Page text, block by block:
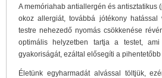
A memóriahab antiallergén és antisztatikus
okoz allergiát, továbbá jótékony
testre nehezedő nyomás csökkenése
optimális helyzetben tartja a testet,
gyakoriságát, ezáltal elősegíti a pihentetőbb
Életünk egyharmadát alvással töltjük,